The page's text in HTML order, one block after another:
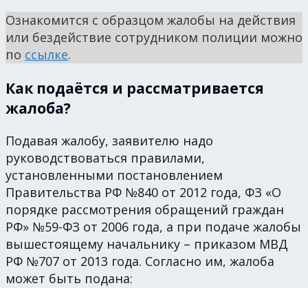
Ознакомится с образцом жалобы на действия
или бездействие сотрудником полиции можно
по ссылке.
Как подаётся и рассматривается
жалоба?
Подавая жалобу, заявителю надо
руководствоваться правилами,
установленными постановлением
Правительства РФ №840 от 2012 года, ФЗ «О
порядке рассмотрения обращений граждан
РФ» №59-ФЗ от 2006 года, а при подаче жалобы
вышестоящему начальнику – приказом МВД
РФ №707 от 2013 года. Согласно им, жалоба
может быть подана: